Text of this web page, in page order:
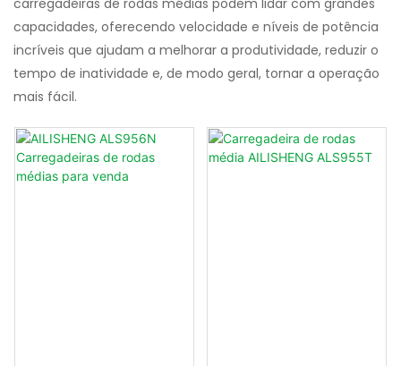
capacidades, oferecendo velocidade e níveis de potência
incríveis que ajudam a melhorar a produtividade, reduzir o
tempo de inatividade e, de modo geral, tornar a operação
mais fácil.